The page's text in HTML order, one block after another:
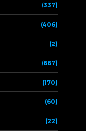
(337)
(406)
(2)
(667)
(170)
(60)
(22)